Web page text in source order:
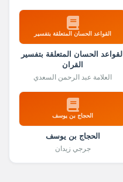
القواعد الحسان المتعلقة بتفسير
القواعد الحسان المتعلقة بتفسير
القران
العلامة عبد الرحمن السعدي
الحجاج بن يوسف
الحجاج بن يوسف
جرجي زيدان